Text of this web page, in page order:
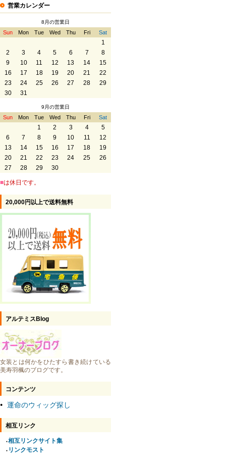
営業カレンダー
8月の営業日
Sun Mon Tue Wed Thu Fri Sat
1
2
3 4 5 6 7
8
9
10 11 12 13 14
15
16
17 18 19 20 21
22
23
24 25 26 27 28
29
30
31
9月の営業日
Sun Mon Tue Wed Thu Fri Sat
1 2 3 4
5
6
7 8 9 10 11
12
13
14 15 16 17 18
19
20
21 22 23 24 25
26
27
28 29 30
■は休日です。
20,000円以上で送料無料
アルテミスBlog
女装とは何かをひたすら書き続けている
美寿羽楓のブログです。
コンテンツ
● 運命のウィッグ探し
相互リンク
●相互リンクサイト集
● リンクモスト